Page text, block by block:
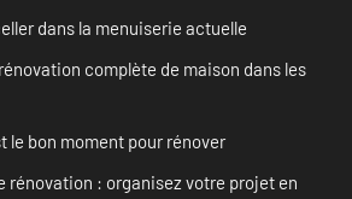
dans la menuiserie actuelle
complète de maison dans les
le bon moment pour rénover
rénovation : organisez votre projet en